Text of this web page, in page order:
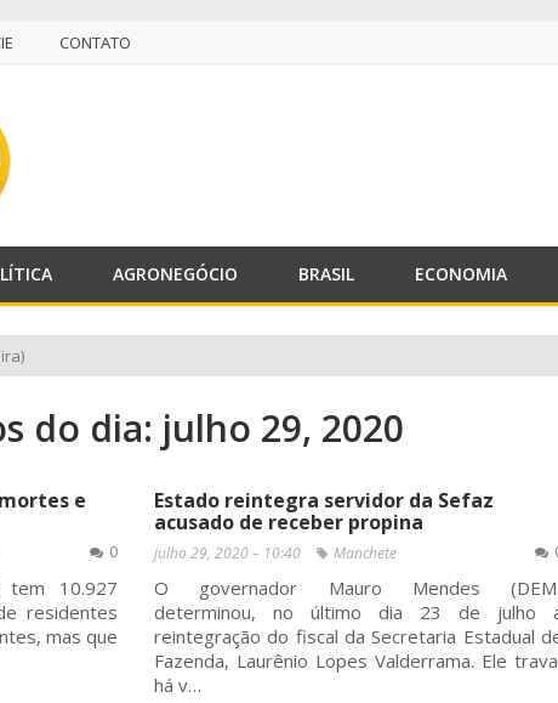
CONTATO
AGRONEGÓCIO BRASIL ECONOMIA
do dia: julho 29, 2020
e
0
tem 10.927
residentes
mas que
Estado reintegra servidor da Sefaz
acusado de receber propina
julho 29, 2020 – 10:40 Manchete
O governador Mauro Mendes
determinou, no último dia 23 de julho
reintegração do fiscal da Secretaria Estadual
Fazenda, Laurênio Lopes Valderrama. Ele
há v…